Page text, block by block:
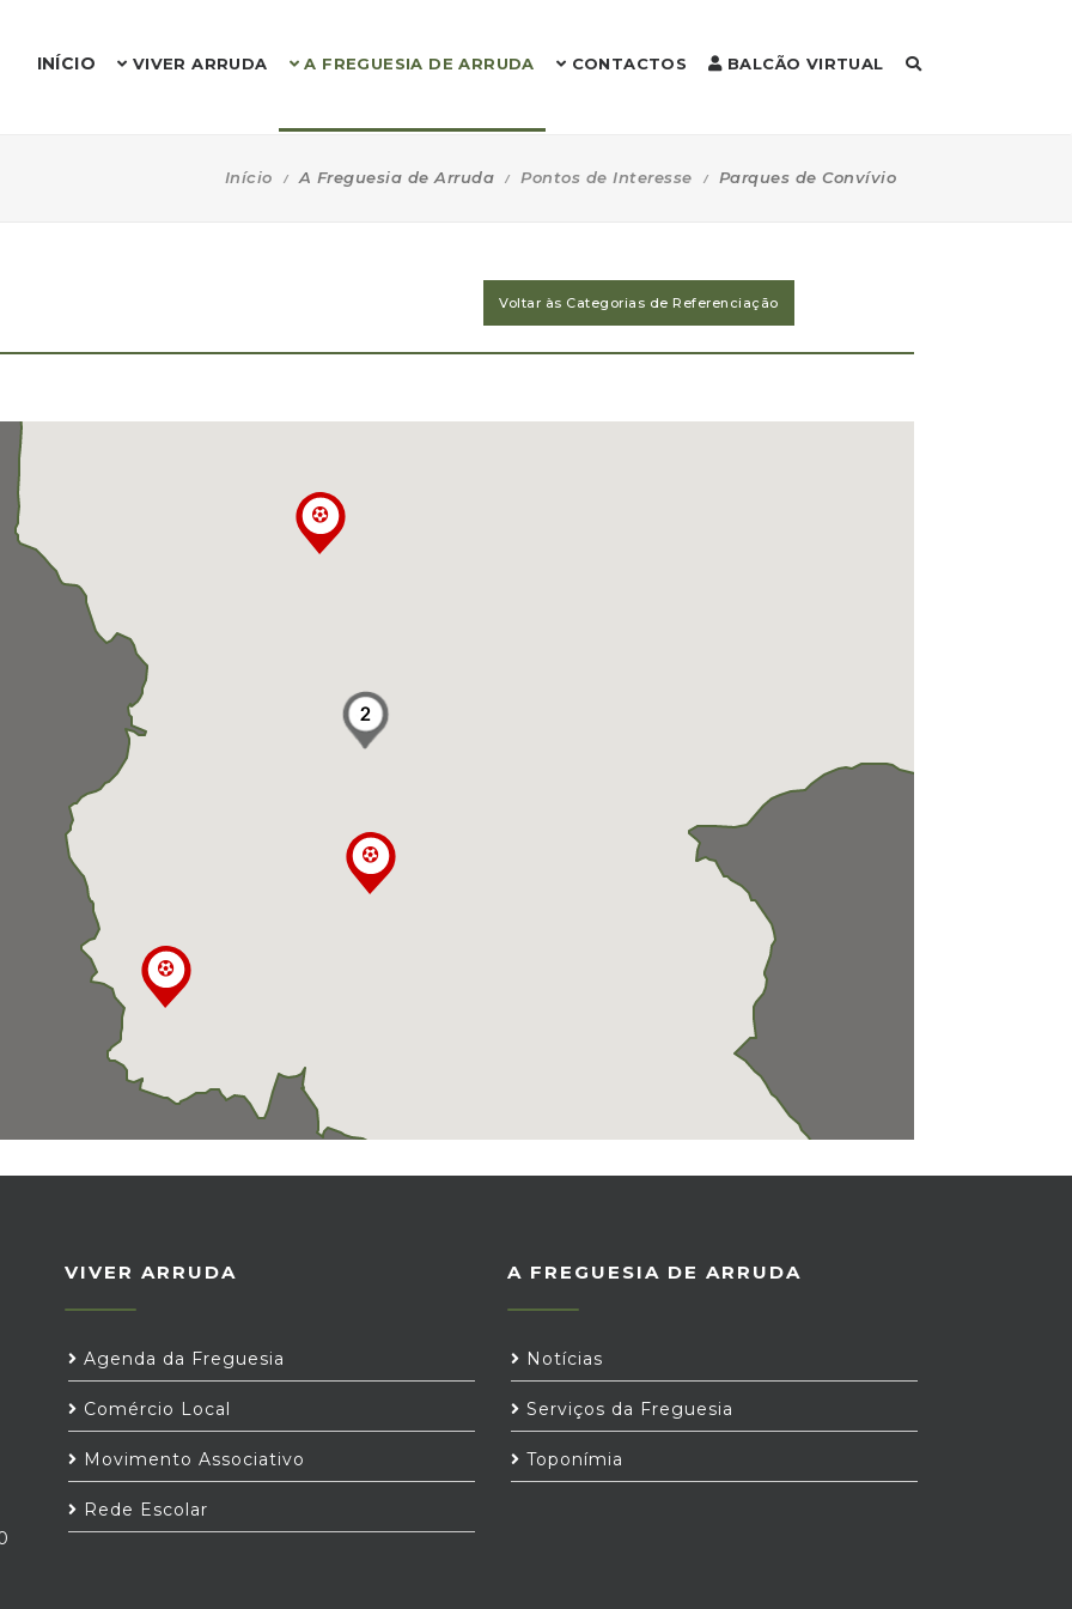
INÍCIO VIVER ARRUDA A FREGUESIA DE ARRUDA CONTACTOS BALCÃO VIRTUAL
Início A Freguesia de Arruda Pontos de Interesse Parques de Convívio
Voltar às Categorias de Referenciação



2
VIVER ARRUDA
Agenda da Freguesia
Comércio Local
Movimento Associativo
Rede Escolar
A FREGUESIA DE ARRUDA
Notícias
Serviços da Freguesia
Toponímia